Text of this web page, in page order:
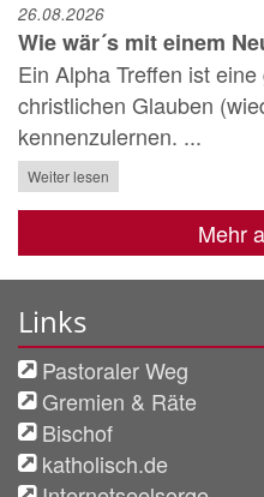
26.08.2026
Wie wär´s mit einem
Ein Alpha Treffen ist
christlichen Glauben
kennenzulernen. ...
Weiter lesen
Mehr
Links
Pastoraler Weg
Gremien & Räte
Bischof
katholisch.de